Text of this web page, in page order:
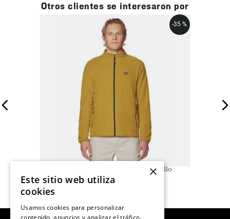
Otros clientes se interesaron por
-35 %
Polar Hombre Microchill Full Zip Amarillo
Mountain Hardwear
$
×
Este sitio web utiliza
cookies
Usamos cookies para personalizar
contenido, anuncios y analizar el tráfico.